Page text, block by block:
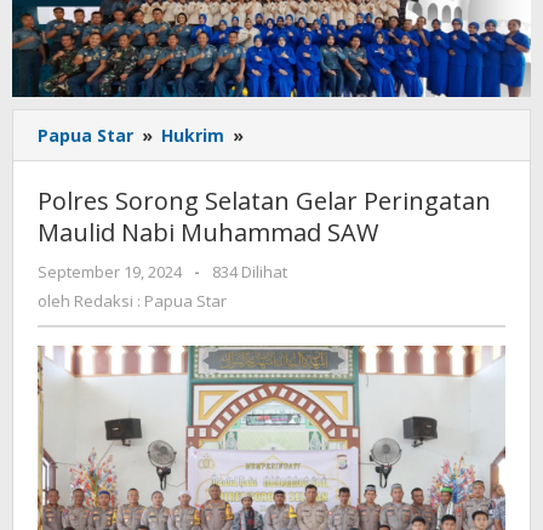
Papua Star » Hukrim »
Sorong
Gelar
Peringatan
Maulid
Polres Sorong Selatan Gelar Peringatan
Maulid Nabi Muhammad SAW
September 19, 2024
oleh
Redaksi
Star
-
834 Dilihat
oleh Redaksi : Papua Star